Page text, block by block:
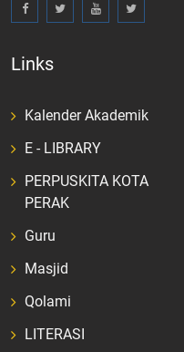
Links
Kalender Akademik
E - LIBRARY
PERPUSKITA KOTA
PERAK
Guru
Masjid
Qolami
LITERASI